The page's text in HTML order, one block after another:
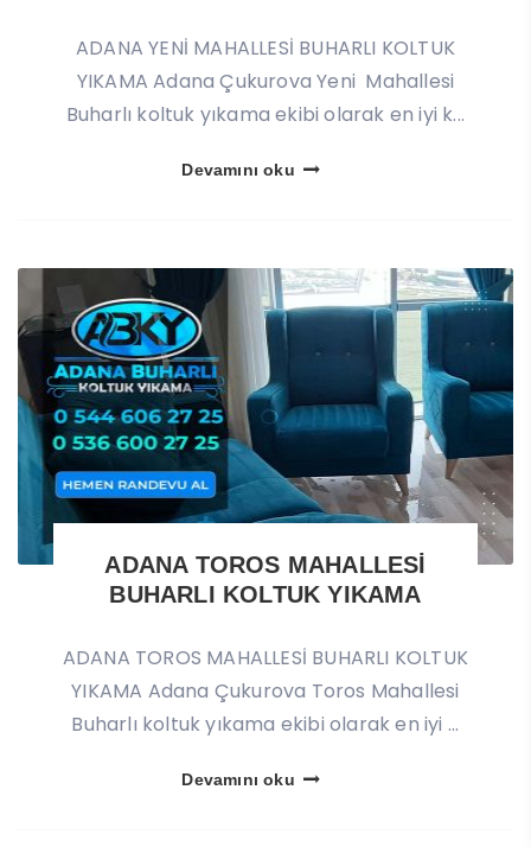
ADANA YENİ MAHALLESİ BUHARLI KOLTUK
YIKAMA Adana Çukurova Yeni Mahallesi
Buharlı koltuk yıkama ekibi olarak en iyi k...
Devamını oku
ADANA TOROS MAHALLESİ
BUHARLI KOLTUK YIKAMA
ADANA TOROS MAHALLESİ BUHARLI KOLTUK
YIKAMA Adana Çukurova Toros Mahallesi
Buharlı koltuk yıkama ekibi olarak en iyi ...
Devamını oku